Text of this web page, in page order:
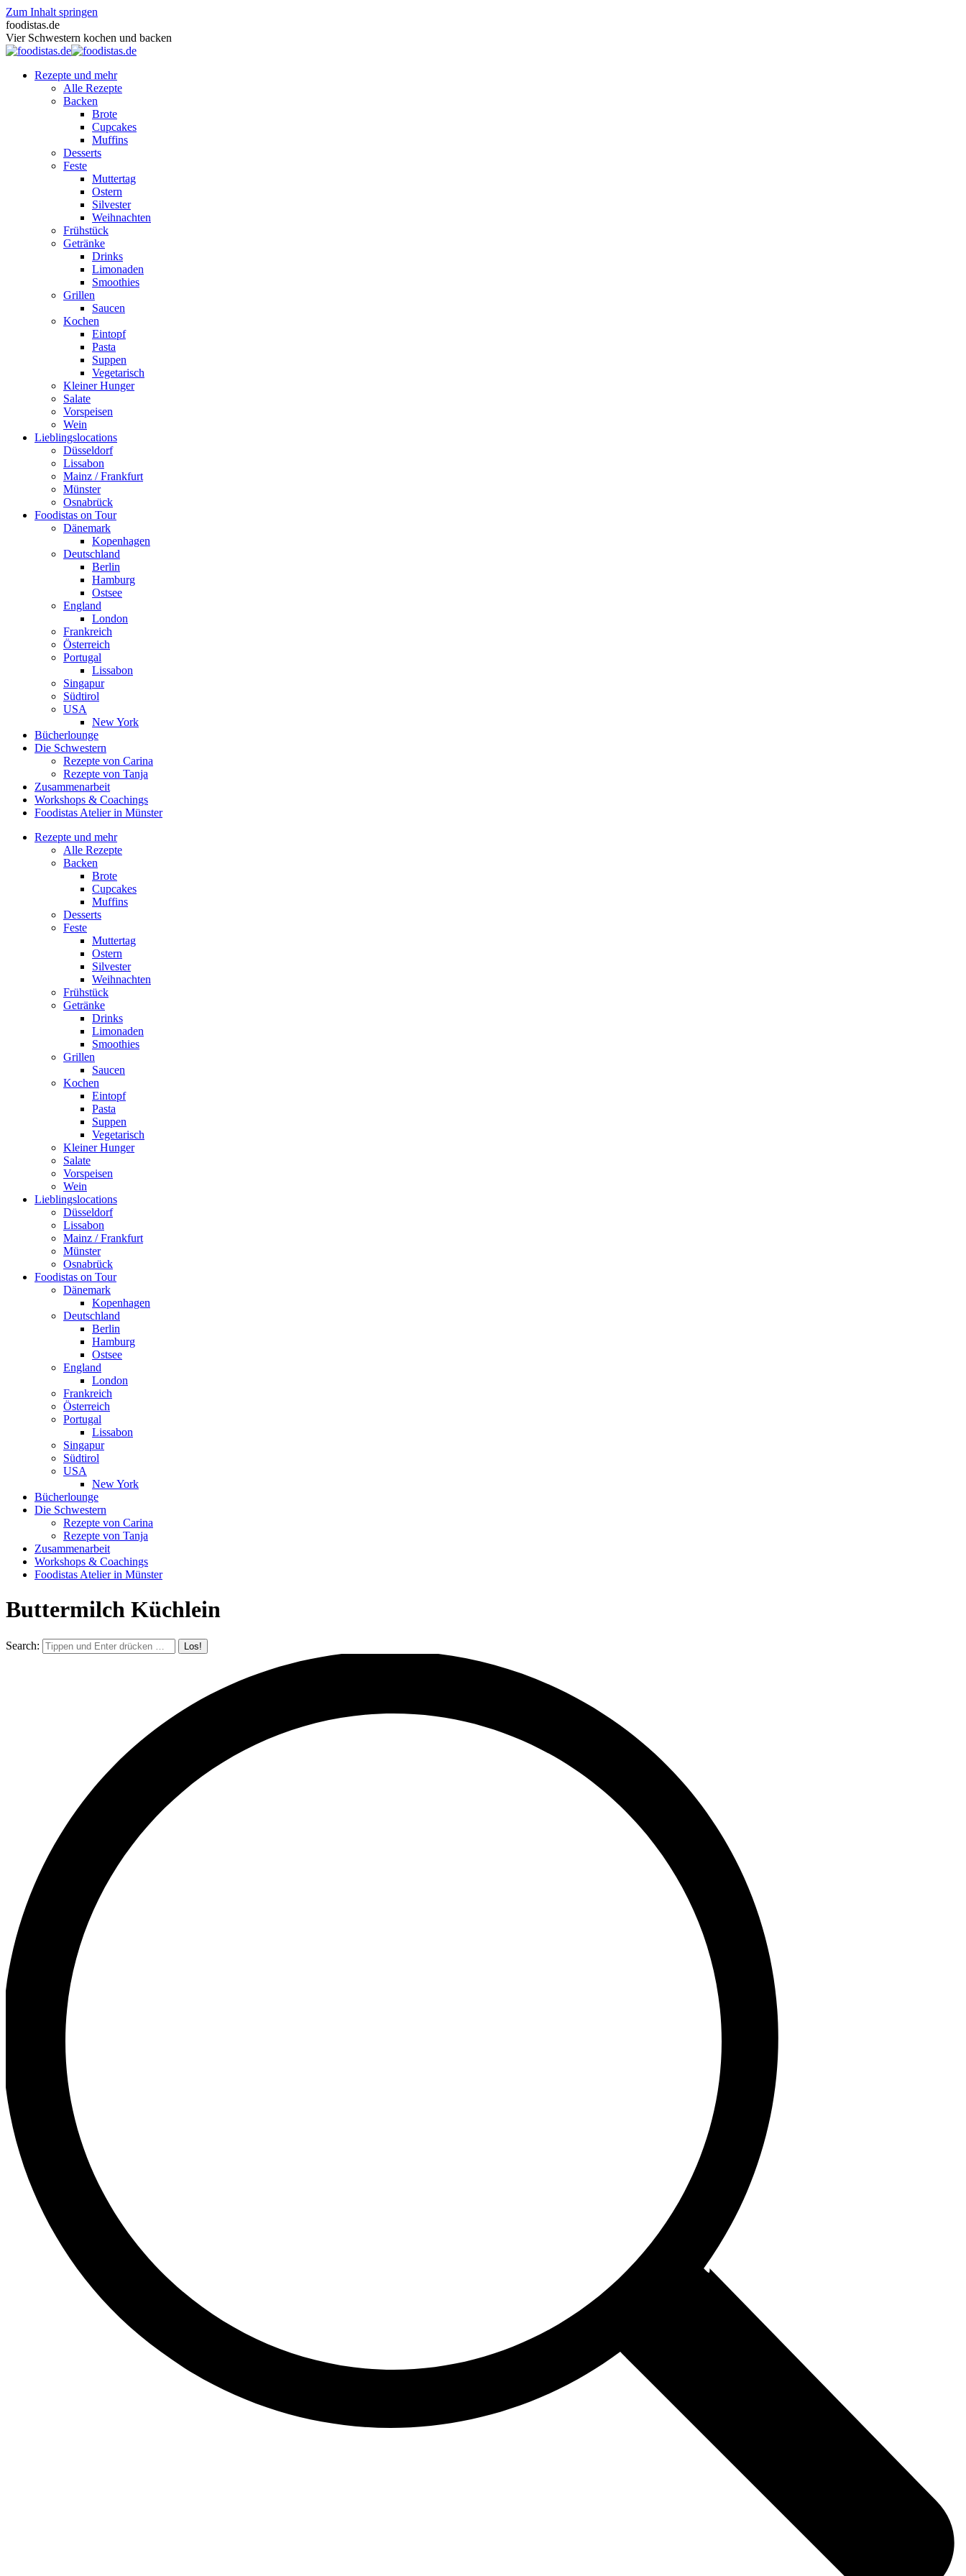
Zum Inhalt springen
foodistas.de
Vier Schwestern kochen und backen
Rezepte und mehr
Alle Rezepte
Backen
Brote
Cupcakes
Muffins
Desserts
Feste
Muttertag
Ostern
Silvester
Weihnachten
Frühstück
Getränke
Drinks
Limonaden
Smoothies
Grillen
Saucen
Kochen
Eintopf
Pasta
Suppen
Vegetarisch
Kleiner Hunger
Salate
Vorspeisen
Wein
Lieblingslocations
Düsseldorf
Lissabon
Mainz / Frankfurt
Münster
Osnabrück
Foodistas on Tour
Dänemark
Kopenhagen
Deutschland
Berlin
Hamburg
Ostsee
England
London
Frankreich
Österreich
Portugal
Lissabon
Singapur
Südtirol
USA
New York
Bücherlounge
Die Schwestern
Rezepte von Carina
Rezepte von Tanja
Zusammenarbeit
Workshops & Coachings
Foodistas Atelier in Münster
Rezepte und mehr
Alle Rezepte
Backen
Brote
Cupcakes
Muffins
Desserts
Feste
Muttertag
Ostern
Silvester
Weihnachten
Frühstück
Getränke
Drinks
Limonaden
Smoothies
Grillen
Saucen
Kochen
Eintopf
Pasta
Suppen
Vegetarisch
Kleiner Hunger
Salate
Vorspeisen
Wein
Lieblingslocations
Düsseldorf
Lissabon
Mainz / Frankfurt
Münster
Osnabrück
Foodistas on Tour
Dänemark
Kopenhagen
Deutschland
Berlin
Hamburg
Ostsee
England
London
Frankreich
Österreich
Portugal
Lissabon
Singapur
Südtirol
USA
New York
Bücherlounge
Die Schwestern
Rezepte von Carina
Rezepte von Tanja
Zusammenarbeit
Workshops & Coachings
Foodistas Atelier in Münster
Buttermilch Küchlein
Search: